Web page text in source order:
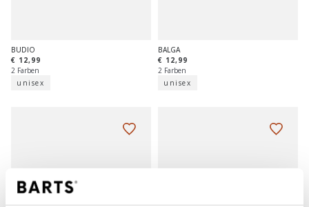
BUDIO
€ 12,99
2 Farben
unisex
BALGA
€ 12,99
2 Farben
unisex